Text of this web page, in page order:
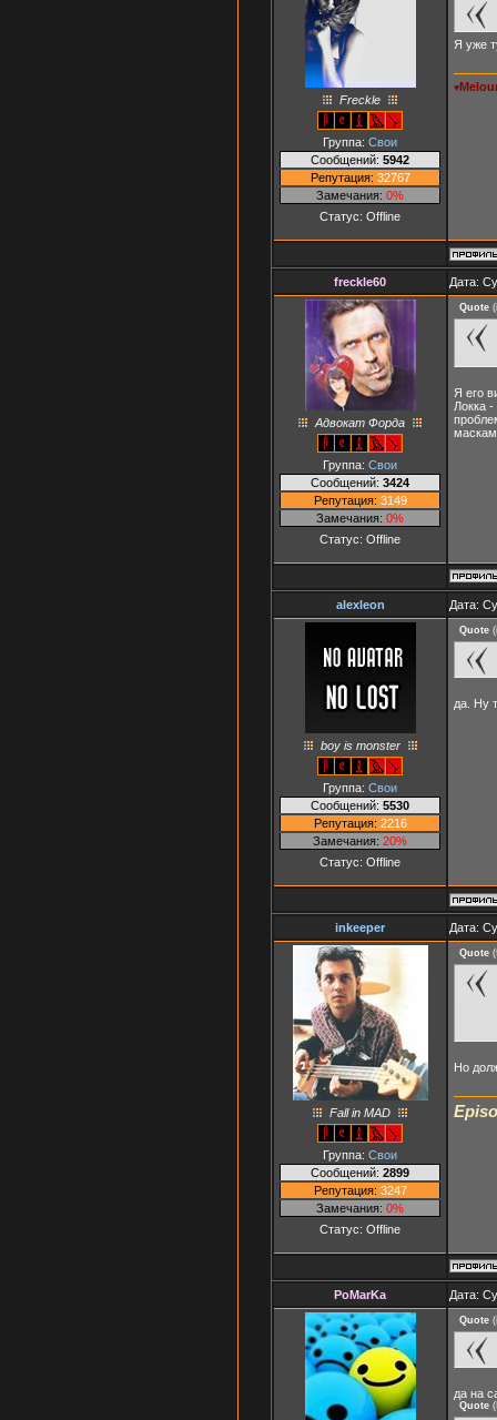
Freckle
Группа: Свои
Сообщений: 5942
Репутация: 32767
Замечания: 0%
Статус: Offline
Я уже
♥
freckle60 Дата:
Адвокат Форда
Группа: Свои
Сообщений: 3424
Репутация: 3149
Замечания: 0%
Статус: Offline
Quote (
Я его
Локка
alexleon Дата:
boy is monster
Группа: Свои
Сообщений: 5530
Репутация: 2216
Замечания: 20%
Статус: Offline
Quote (
да. Ну
inkeeper Дата:
Fall in MAD
Группа: Свои
Сообщений: 2899
Репутация: 3247
Замечания: 0%
Статус: Offline
Quote (
Но
PoMarKa Дата:
Quote (
да на
Quote (